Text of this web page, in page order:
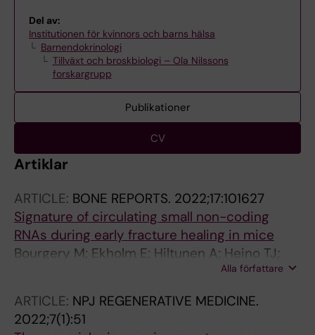
Del av:
Institutionen för kvinnors och barns hälsa
Barnendokrinologi
Tillväxt och broskbiologi – Ola Nilssons
forskargrupp
Publikationer
CV
Artiklar
ARTICLE: BONE REPORTS. 2022;17:101627
Signature of circulating small non-coding
RNAs during early fracture healing in mice
Bourgery M; Ekholm E; Hiltunen A; Heino TJ;
Pursiheimo J-P; Bendre A; Yatkin E; Laitala T;
Alla författare
ARTICLE: NPJ REGENERATIVE MEDICINE.
2022;7(1):51